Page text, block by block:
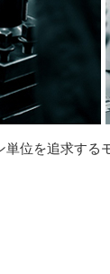
位を追求する